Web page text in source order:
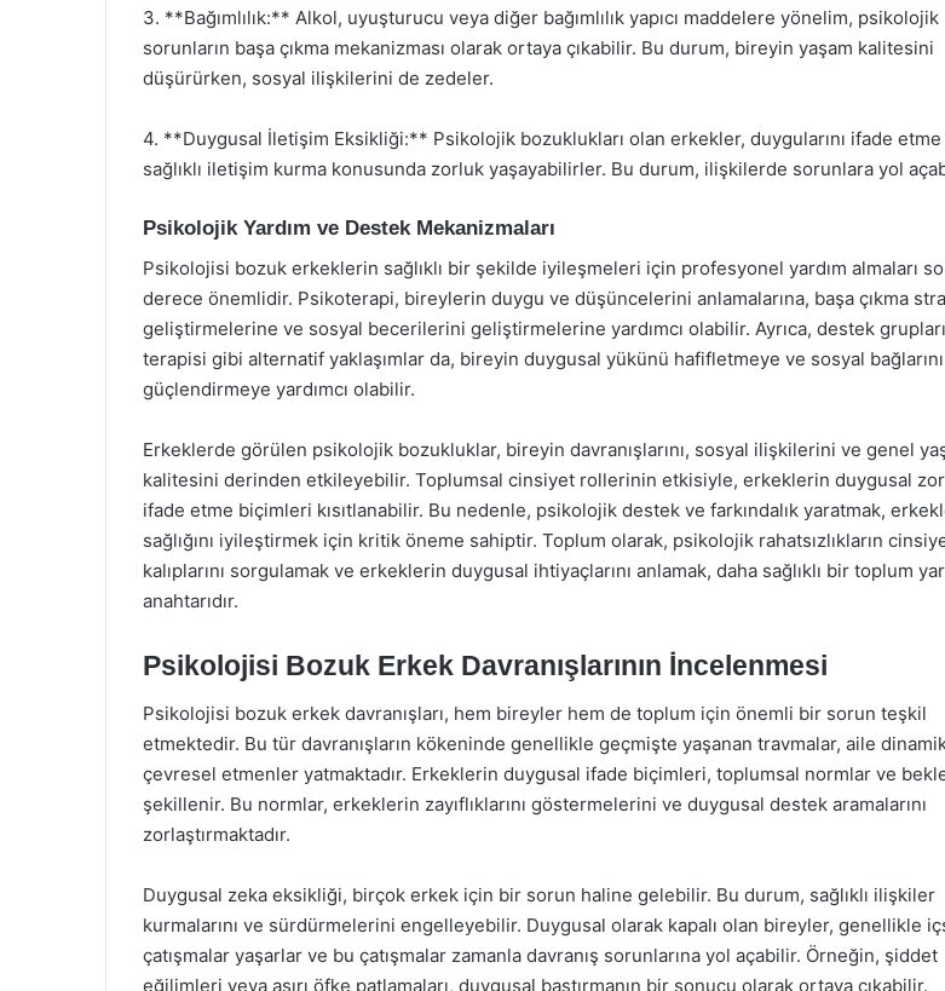
3. **Bağımlılık:** Alkol, uyuşturucu veya diğer bağımlılık yapıcı maddelere yönelim, psikolojik
sorunların başa çıkma mekanizması olarak ortaya çıkabilir. Bu durum, bireyin yaşam kalitesini
düşürürken, sosyal ilişkilerini de zedeler.
4. **Duygusal İletişim Eksikliği:** Psikolojik bozuklukları olan erkekler, duygularını ifade etme
sağlıklı iletişim kurma konusunda zorluk yaşayabilirler. Bu durum, ilişkilerde sorunlara yol
Psikolojik Yardım ve Destek Mekanizmaları
Psikolojisi bozuk erkeklerin sağlıklı bir şekilde iyileşmeleri için profesyonel yardım almaları
derece önemlidir. Psikoterapi, bireylerin duygu ve düşüncelerini anlamalarına, başa çıkma
geliştirmelerine ve sosyal becerilerini geliştirmelerine yardımcı olabilir. Ayrıca, destek
terapisi gibi alternatif yaklaşımlar da, bireyin duygusal yükünü hafifletmeye ve sosyal bağlarını
güçlendirmeye yardımcı olabilir.
Erkeklerde görülen psikolojik bozukluklar, bireyin davranışlarını, sosyal ilişkilerini ve genel
kalitesini derinden etkileyebilir. Toplumsal cinsiyet rollerinin etkisiyle, erkeklerin duygusal
ifade etme biçimleri kısıtlanabilir. Bu nedenle, psikolojik destek ve farkındalık yaratmak,
sağlığını iyileştirmek için kritik öneme sahiptir. Toplum olarak, psikolojik rahatsızlıkların
kalıplarını sorgulamak ve erkeklerin duygusal ihtiyaçlarını anlamak, daha sağlıklı bir toplum
anahtarıdır.
Psikolojisi Bozuk Erkek Davranışlarının İncelenmesi
Psikolojisi bozuk erkek davranışları, hem bireyler hem de toplum için önemli bir sorun teşkil
etmektedir. Bu tür davranışların kökeninde genellikle geçmişte yaşanan travmalar, aile
çevresel etmenler yatmaktadır. Erkeklerin duygusal ifade biçimleri, toplumsal normlar ve
şekillenir. Bu normlar, erkeklerin zayıflıklarını göstermelerini ve duygusal destek aramalarını
zorlaştırmaktadır.
Duygusal zeka eksikliği, birçok erkek için bir sorun haline gelebilir. Bu durum, sağlıklı ilişkiler
kurmalarını ve sürdürmelerini engelleyebilir. Duygusal olarak kapalı olan bireyler, genellikle
çatışmalar yaşarlar ve bu çatışmalar zamanla davranış sorunlarına yol açabilir. Örneğin, şiddet
eğilimleri veya aşırı öfke patlamaları, duygusal bastırmanın bir sonucu olarak ortaya çıkabilir.